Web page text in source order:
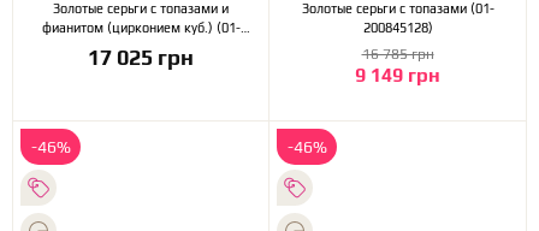
Золотые серьги с топазами и
фианитом (цирконием куб.) (01-
17 025 грн
Золотые серьги с топазами (01-
200845128)
9 149 грн
16 785 грн
-46% -46%